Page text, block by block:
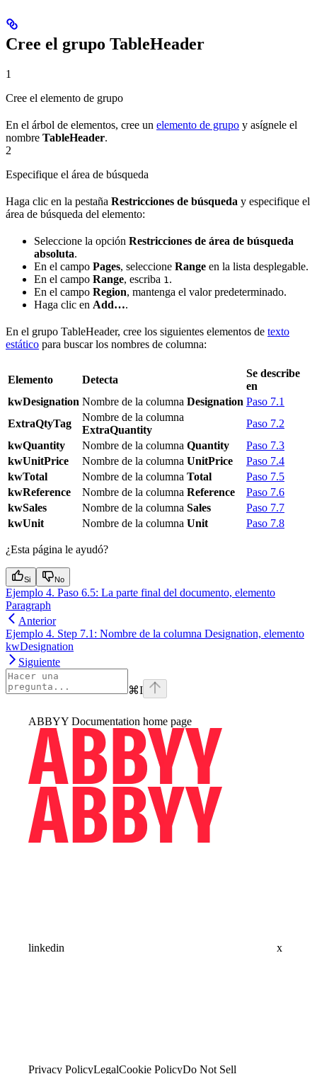
Cree el grupo TableHeader
1
Cree el elemento de grupo
En el árbol de elementos, cree un elemento de grupo y asígnele el
nombre TableHeader.
2
Especifique el área de búsqueda
Haga clic en la pestaña Restricciones de búsqueda y especifique el
área de búsqueda del elemento:
Seleccione la opción Restricciones de área de búsqueda
absoluta.
En el campo Pages, seleccione Range en la lista desplegable.
En el campo Range, escriba 1.
En el campo Region, mantenga el valor predeterminado.
Haga clic en Add….
En el grupo TableHeader, cree los siguientes elementos de texto
estático para buscar los nombres de columna:
Elemento Detecta
Se describe
en
kwDesignation Nombre de la columna Designation Paso 7.1
ExtraQtyTag
Nombre de la columna
ExtraQuantity
Paso 7.2
kwQuantity
Nombre de la columna Quantity
Paso 7.3
kwUnitPrice
Nombre de la columna UnitPrice
Paso 7.4
kwTotal
Nombre de la columna Total
Paso 7.5
kwReference
Nombre de la columna Reference
Paso 7.6
kwSales
Nombre de la columna Sales
Paso 7.7
kwUnit
Nombre de la columna Unit Paso 7.8
¿Esta página le ayudó?
Si No
Ejemplo 4. Paso 6.5: La parte final del documento, elemento
Paragraph
Anterior
Ejemplo 4. Step 7.1: Nombre de la columna Designation, elemento
kwDesignation
Siguiente
⌘I
ABBYY Documentation home page
linkedin x
Privacy PolicyLegalCookie PolicyDo Not Sell